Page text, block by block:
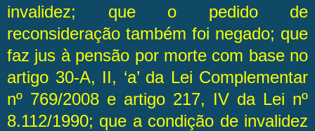
invalidez; que o pedido de
reconsideração também foi negado; que
faz jus à pensão por morte com base no
artigo 30-A, II, ‘a’ da Lei Complementar
nº 769/2008 e artigo 217, IV da Lei nº
8.112/1990; que a condição de invalidez